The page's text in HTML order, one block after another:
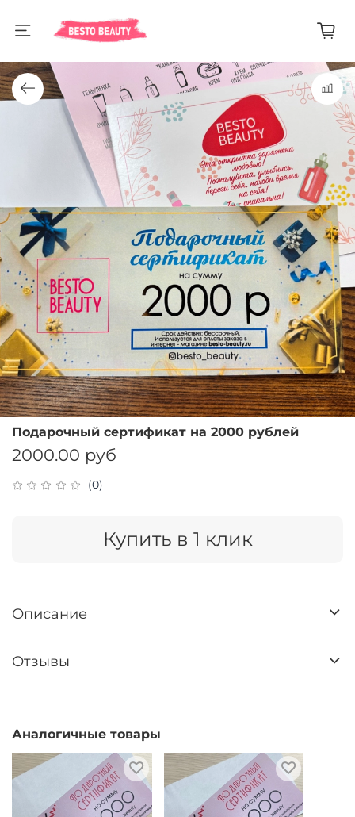
(0)
Подарочный сертификат на 2000 рублей
2000.00 руб
Купить в 1 клик
Описание
Отзывы
Аналогичные товары